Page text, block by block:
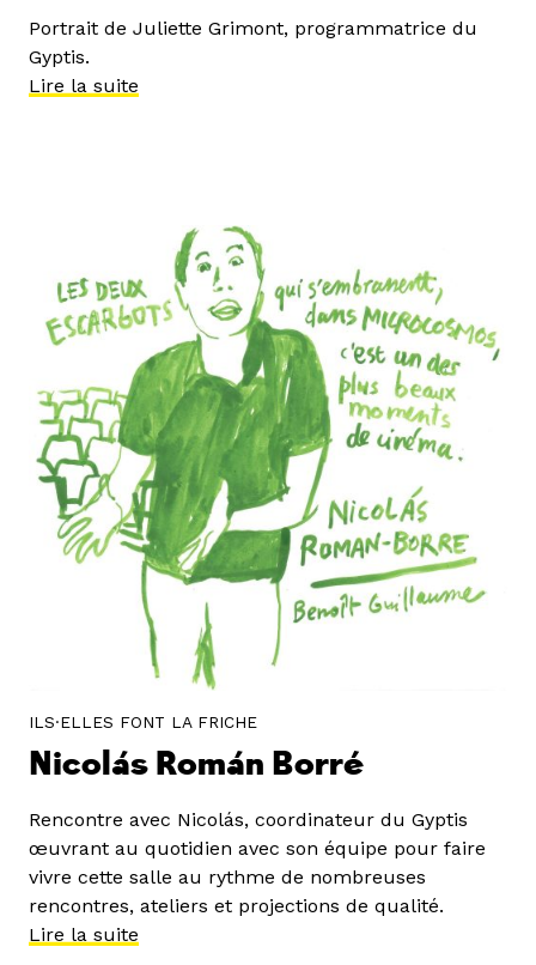
Portrait de Juliette Grimont, programmatrice du
Gyptis.
Lire la suite
ILS·ELLES FONT LA FRICHE
Nicolás Román Borré
Rencontre avec Nicolás, coordinateur du Gyptis
œuvrant au quotidien avec son équipe pour faire
vivre cette salle au rythme de nombreuses
rencontres, ateliers et projections de qualité.
Lire la suite